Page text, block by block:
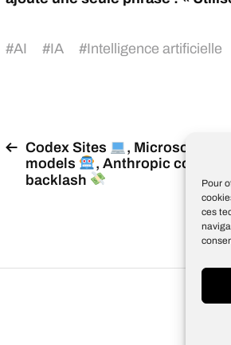
Pour
ces
#AI #IA #Intelligence artificielle
Codex Sites
, Microsoft
models
, Anthropic cost
backlash